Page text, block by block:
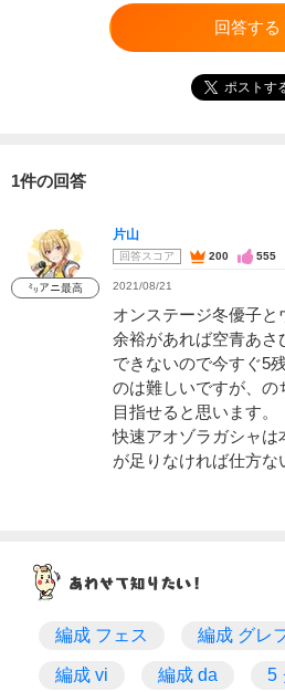
回答する
ポストす
1件の回答
㍉アニ最高
片山
回答スコア 200 555
2021/08/21
オンステージ冬優子
余裕があれば空青あ
できないので今すぐ5
のは難しいですが、の
目指せると思います。
快速アオゾラガシャは
が足りなければ仕方な
編成 フェス 編成 グレ
編成 vi 編成 da 5